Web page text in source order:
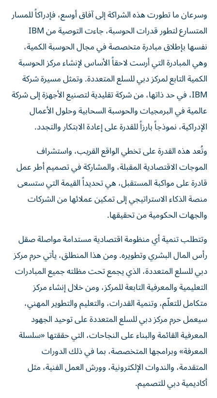
وسرعان ما تطورت هذه الشراكة إلى آفاق أوسع، فإدراكاً للمسار
المتسارع لتطور قدرات الحوسبة، جاءت التوصية من IBM
نفسها بإطلاق مبادرة متخصصة في مجال الحوسبة الكمية،
وهي المبادرة التي أرست لاحقاً الأساس لإنشاء مركز الحوسبة
الكمية التابع لمركز دبي للسلع المتعددة. وتمثل مسيرة شركة
IBM، في حد ذاتها، من شركة تقليدية لتصنيع الأجهزة إلى شركة
عالمية في البرمجيات والحوسبة السحابية وحلول الأعمال
الإدراكية، نموذجاً بارزاً للقدرة على إعادة الابتكار والتجدد.
وتُعد هذه القدرة على تخطي الواقع القريب، واستشراف
الموجات الاقتصادية المقبلة، والمشاركة في تصميم أطر عمل
قادرة على مواكبة المستقبل، هي تحديداً القيمة التي ستسعى
منصة الذكاء الاستراتيجي إلى تمكين عملائها من الشركات
والجهات الحكومية من تحقيقها.
وتتطلب تنمية أي منظومة اقتصادية مستدامة مواصلة صقل
رأس المال البشري وتطويره. ومن هذا المنطلق، يأتي حرم مركز
دبي للسلع المتعددة، الذي يجمع تحت مظلته جميع المبادرات
التعليمية والمعرفية التابعة للمركز، ومن خلال إنشاء مركز
متكامل للتعلّم، وتنمية القدرات، والتعليم والتطوير المهني،
سيعمل حرم مركز دبي للسلع المتعددة على توحيد الجهود
المعرفية القائمة والبناء على النجاحات، التي حققتها «سلسلة
المعرفة» وبرامجها المتخصصة، بما في ذلك الدورات
المتقدمة، والندوات الإلكترونية، وورش العمل الفنية، مثل
أكاديمية دبي للتصميم.